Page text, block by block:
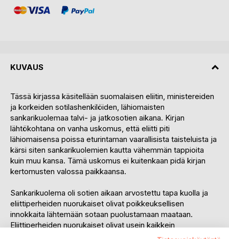
KUVAUS
Tässä kirjassa käsitellään suomalaisen eliitin, ministereiden
ja korkeiden sotilashenkilöiden, lähiomaisten
sankarikuolemaa talvi- ja jatkosotien aikana. Kirjan
lähtökohtana on vanha uskomus, että eliitti piti
lähiomaisensa poissa eturintaman vaarallisista taisteluista ja
kärsi siten sankarikuolemien kautta vähemmän tappioita
kuin muu kansa. Tämä uskomus ei kuitenkaan pidä kirjan
kertomusten valossa paikkaansa.
Sankarikuolema oli sotien aikaan arvostettu tapa kuolla ja
eliittiperheiden nuorukaiset olivat poikkeuksellisen
innokkaita lähtemään sotaan puolustamaan maataan.
Eliittiperheiden nuorukaiset olivat usein kaikkein
vaarallisimmissa tehtävissä ja puolustivat urhoollisesti